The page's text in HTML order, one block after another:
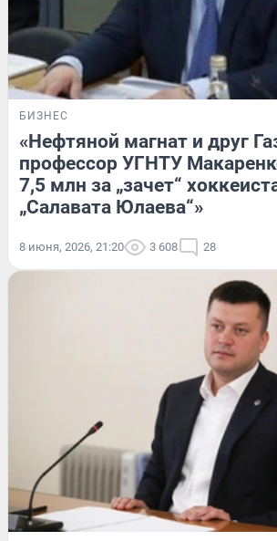
БИЗНЕС
«Нефтяной магнат и друг
профессор УГНТУ
7,5 млн за „зачет“
„Салавата Юлаева“»
8 июня, 2026, 21:20 3 608 28